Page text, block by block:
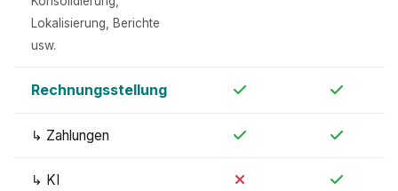
Lokalisierung, Berichte
usw.
Rechnungsstellung
↳ Zahlungen
↳ KI